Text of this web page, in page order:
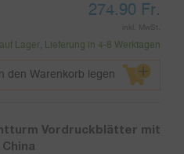
274.90 Fr.
inkl. MwSt.
auf Lager, Lieferung in 4-8 Werktagen
den Warenkorb legen
Vordruckblätter mit